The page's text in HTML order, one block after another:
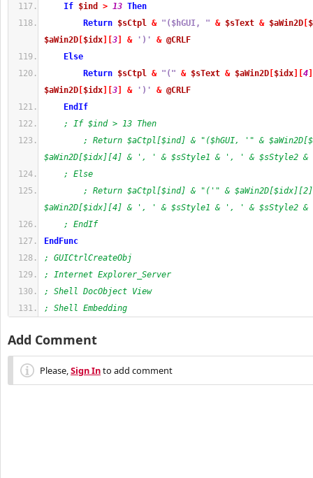
If $ind > 13 Then
Return $sCtpl & "($hGUI, " & $sText & $aWin2D
$aWin2D $idx 3 & ')' & @CRLF
Else
Return $sCtpl & "(" & $sText & $aWin2D $idx 4
$aWin2D $idx 3 & ')' & @CRLF
EndIf
; If $ind > 13 Then
; Return $aCtpl[$ind] & "($hGUI, '" &
$aWin2D[$idx][4] & ', ' & $sStyle1 & ', ' & $sStyle2 &
; Else
; Return $aCtpl[$ind] & "('" &
$aWin2D[$idx][4] & ', ' & $sStyle1 & ', ' & $sStyle2 &
; EndIf
EndFunc
; GUICtrlCreateObj
; Internet Explorer_Server
; Shell DocObject View
; Shell Embedding
Add Comment
Please,Sign Into add comment